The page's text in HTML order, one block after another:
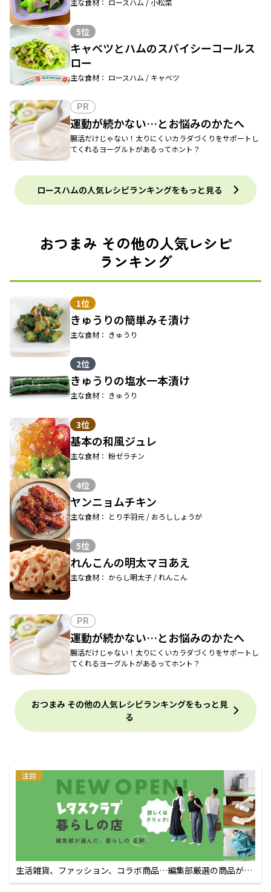
5位
キャベツとハムのスパイシーコールス
ロー
主な食材： ロースハム / キャベツ
PR
運動が続かない…とお悩みのかたへ
腸活だけじゃない！太りにくいカラダづくりをサポートし
てくれるヨーグルトがあるってホント？
ロースハムの人気レシピランキングをもっと見る
おつまみ その他の人気レシピ
ランキング
1位
きゅうりの簡単みそ漬け
主な食材： きゅうり
2位
きゅうりの塩水一本漬け
主な食材： きゅうり
3位
基本の和風ジュレ
主な食材： 粉ゼラチン
4位
ヤンニョムチキン
主な食材： とり手羽元 / おろししょうが
5位
れんこんの明太マヨあえ
主な食材： からし明太子 / れんこん
PR
運動が続かない…とお悩みのかたへ
腸活だけじゃない！太りにくいカラダづくりをサポートし
てくれるヨーグルトがあるってホント？
おつまみ その他の人気レシピランキングをもっと見
る
注目
生活雑貨、ファッション、コラボ商品…編集部厳選の商品が買
えるECサイト